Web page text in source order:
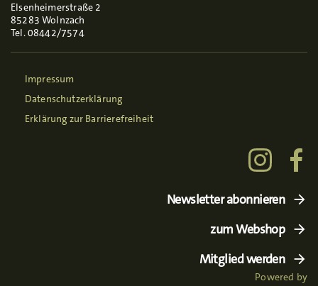
Elsenheimerstraße 2
85283 Wolnzach
Tel. 08442/7574
Impressum
Datenschutzerklärung
Erklärung zur Barrierefreiheit
Newsletter abonnieren
zum Webshop
Mitglied werden
Powered by